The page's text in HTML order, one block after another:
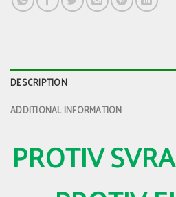
DESCRIPTION
ADDITIONAL INFORMATION
PROTIV